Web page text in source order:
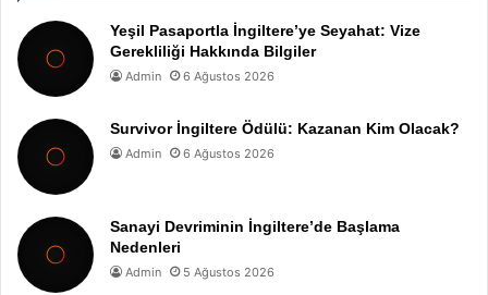
Yeşil Pasaportla İngiltere’ye Seyahat: Vize
Gerekliliği Hakkında Bilgiler
Admin 6 Ağustos 2026
Survivor İngiltere Ödülü: Kazanan Kim Olacak?
Admin 6 Ağustos 2026
Sanayi Devriminin İngiltere’de Başlama
Nedenleri
Admin 5 Ağustos 2026